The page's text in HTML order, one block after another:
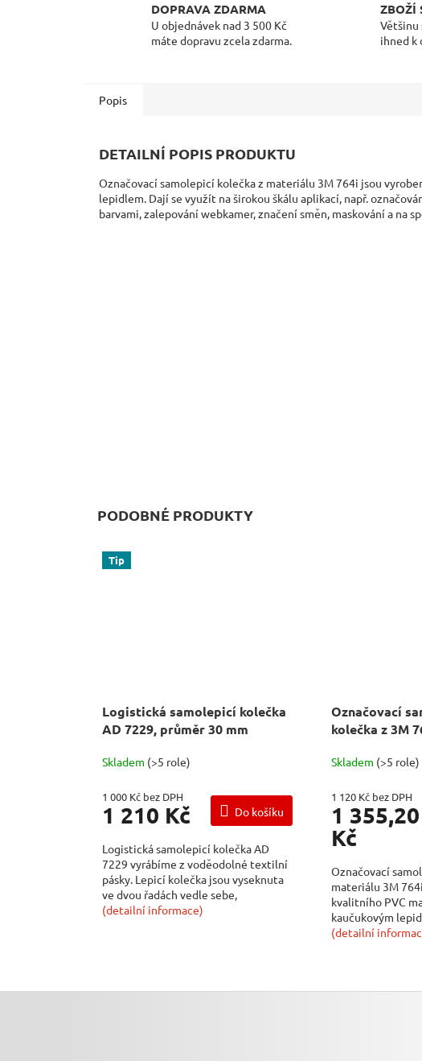
DOPRAVA ZDARMA
U objednávek nad 3 500 Kč
máte dopravu zcela zdarma.
ZBOŽÍ
Většinu
ihned k
Popis
DETAILNÍ POPIS PRODUKTU
Označovací samolepicí kolečka z materiálu 3M 764i jsou
lepidlem. Dají se využít na širokou škálu aplikací, např.
barvami, zalepování webkamer, značení směn, maskování a na
PODOBNÉ PRODUKTY
Tip
Logistická samolepicí kolečka
AD 7229, průměr 30 mm
Skladem (>5 role)
1 000 Kč bez DPH
1 210 Kč Do košíku
Logistická samolepicí kolečka AD
7229 vyrábíme z voděodolné textilní
pásky. Lepicí kolečka jsou vyseknuta
ve dvou řadách vedle sebe,
nalaminována...
(detailní informace)
Označovací
kolečka z 3M
Skladem (>5 role)
1 120 Kč bez DPH
1 355,20
Kč
Označovací
materiálu 3M
kvalitního PVC
kaučukovým
na...
(detailní